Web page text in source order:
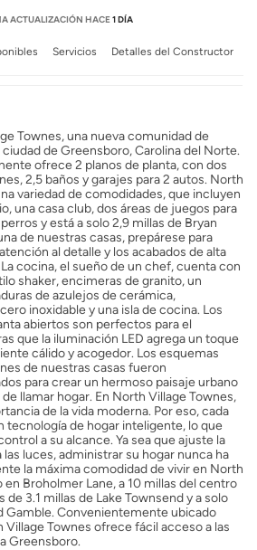
ACTUALIZACIÓN HACE1 DÍA
Servicios Detalles del Constructor
Townes, una nueva comunidad de
de Greensboro, Carolina del Norte.
ofrece 2 planos de planta, con dos
2,5 baños y garajes para 2 autos. North
variedad de comodidades, que incluyen
una casa club, dos áreas de juegos para
y está a solo 2,9 millas de Bryan
de nuestras casas, prepárese para
al detalle y los acabados de alta
cocina, el sueño de un chef, cuenta con
shaker, encimeras de granito, un
de azulejos de cerámica,
inoxidable y una isla de cocina. Los
abiertos son perfectos para el
que la iluminación LED agrega un toque
cálido y acogedor. Los esquemas
de nuestras casas fueron
para crear un hermoso paisaje urbano
llamar hogar. En North Village Townes,
de la vida moderna. Por eso, cada
tecnología de hogar inteligente, lo que
a su alcance. Ya sea que ajuste la
luces, administrar su hogar nunca ha
la máxima comodidad de vivir en North
en Broholmer Lane, a 10 millas del centro
3.1 millas de Lake Townsend y a solo
Gamble. Convenientemente ubicado
Village Townes ofrece fácil acceso a las
Greensboro.